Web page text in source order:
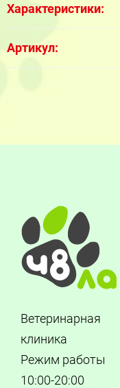
Характеристики:
Артикул:
Ветеринарная
клиника
Режим работы
10:00-20:00